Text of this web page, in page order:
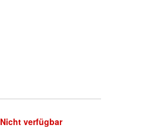
verfügbar